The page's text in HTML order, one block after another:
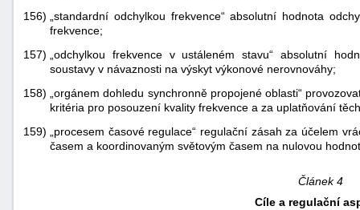
156)
„standardní odchylkou frekvence“ absolutní hodnota
frekvence;
157)
„odchylkou frekvence v ustáleném stavu“ absolutní
soustavy v návaznosti na výskyt výkonové nerovnováhy;
158)
„orgánem dohledu synchronně propojené oblasti“
kritéria pro posouzení kvality frekvence a za uplatňování
159)
„procesem časové regulace“ regulační zásah za účelem
časem a koordinovaným světovým časem na nulovou
Článek 4
Cíle a regulační